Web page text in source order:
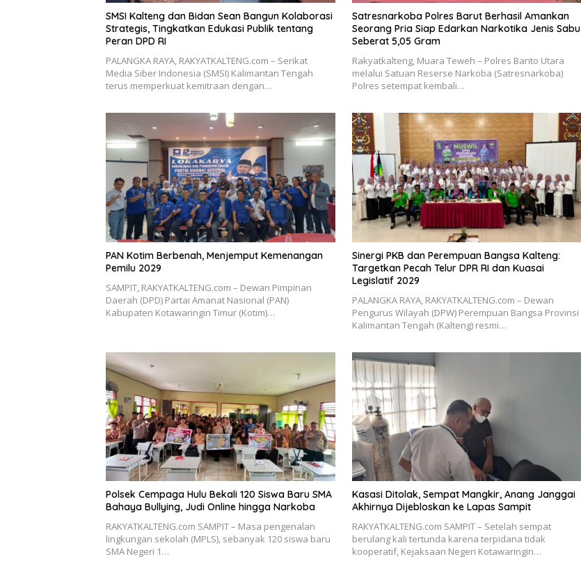
SMSI Kalteng dan Bidan Sean Bangun Kolaborasi
Strategis, Tingkatkan Edukasi Publik tentang
Peran DPD RI
PALANGKA RAYA, RAKYATKALTENG.com – Serikat
Media Siber Indonesia (SMSI) Kalimantan Tengah
terus memperkuat kemitraan dengan…
Satresnarkoba Polres Barut Berhasil Amankan
Seorang Pria Siap Edarkan Narkotika Jenis Sabu
Seberat 5,05 Gram
Rakyatkalteng, Muara Teweh – Polres Barito Utara
melalui Satuan Reserse Narkoba (Satresnarkoba)
Polres setempat kembali…
PAN Kotim Berbenah, Menjemput Kemenangan
Pemilu 2029
SAMPIT, RAKYATKALTENG.com – Dewan Pimpinan
Daerah (DPD) Partai Amanat Nasional (PAN)
Kabupaten Kotawaringin Timur (Kotim)…
Sinergi PKB dan Perempuan Bangsa Kalteng:
Targetkan Pecah Telur DPR RI dan Kuasai
Legislatif 2029
PALANGKA RAYA, RAKYATKALTENG.com – Dewan
Pengurus Wilayah (DPW) Perempuan Bangsa Provinsi
Kalimantan Tengah (Kalteng) resmi…
Polsek Cempaga Hulu Bekali 120 Siswa Baru SMA
Bahaya Bullying, Judi Online hingga Narkoba
RAKYATKALTENG.com SAMPIT – Masa pengenalan
lingkungan sekolah (MPLS), sebanyak 120 siswa baru
SMA Negeri 1…
Kasasi Ditolak, Sempat Mangkir, Anang Janggai
Akhirnya Dijebloskan ke Lapas Sampit
RAKYATKALTENG.com SAMPIT – Setelah sempat
berulang kali tertunda karena terpidana tidak
kooperatif, Kejaksaan Negeri Kotawaringin…